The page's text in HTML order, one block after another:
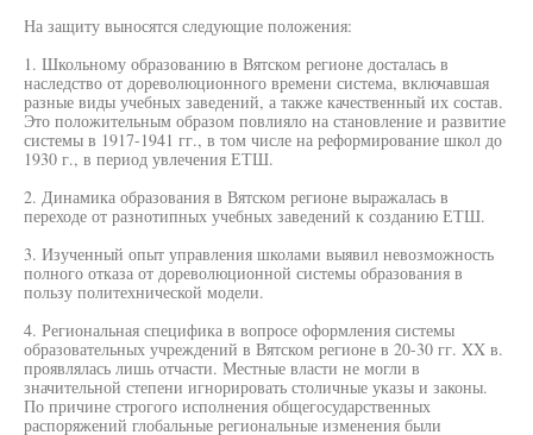
На защиту выносятся следующие положения:
1. Школьному образованию в Вятском регионе досталась в
наследство от дореволюционного времени система, включавшая
разные виды учебных заведений, а также качественный их состав.
Это положительным образом повлияло на становление и развитие
системы в 1917-1941 гг., в том числе на реформирование школ до
1930 г., в период увлечения ЕТШ.
2. Динамика образования в Вятском регионе выражалась в
переходе от разнотипных учебных заведений к созданию ЕТШ.
3. Изученный опыт управления школами выявил невозможность
полного отказа от дореволюционной системы образования в
пользу политехнической модели.
4. Региональная специфика в вопросе оформления системы
образовательных учреждений в Вятском регионе в 20-30 гг. XX в.
проявлялась лишь отчасти. Местные власти не могли в
значительной степени игнорировать столичные указы и законы.
По причине строгого исполнения общегосударственных
распоряжений глобальные региональные изменения были